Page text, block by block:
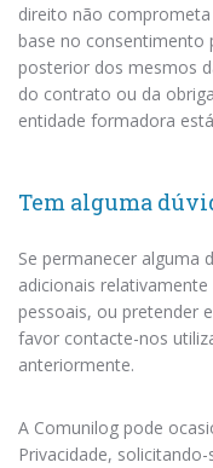
direito não
base no
posterior dos mesmos
do contrato ou da
entidade formadora
Tem alguma
Se permanecer alguma
adicionais
pessoais, ou pretender
favor contacte-nos
anteriormente.
A Comunilog pode
Privacidade,